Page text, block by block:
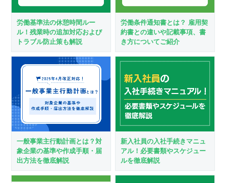
労働基準法の休憩時間ルー
ル！残業時の追加対応および
トラブル防止策も解説
労働条件通知書とは？ 雇用契
約書との違いや記載事項、書
き方についてご紹介
一般事業主行動計画とは？対
象企業の基準や作成手順・届
出方法を徹底解説
新入社員の入社手続きマニュ
アル！必要書類やスケジュー
ルを徹底解説